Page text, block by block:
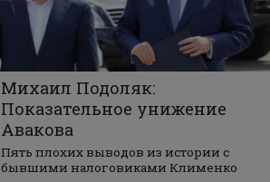
Михаил Подоляк:
Показательное унижение
Авакова
Пять плохих выводов из истории с
бывшими налоговиками Клименко